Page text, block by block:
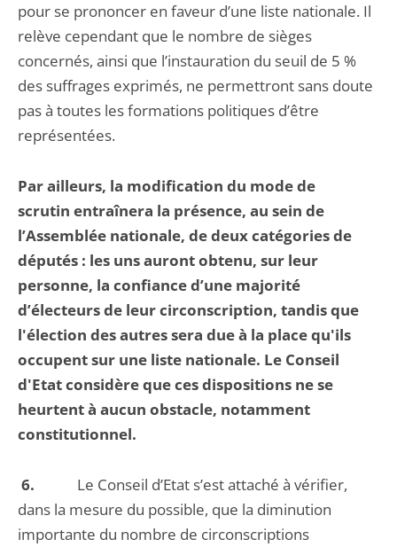
pour se prononcer en faveur d’une liste nationale. Il
relève cependant que le nombre de sièges
concernés, ainsi que l’instauration du seuil de 5 %
des suffrages exprimés, ne permettront sans doute
pas à toutes les formations politiques d’être
représentées.
Par ailleurs, la modification du mode de
scrutin entraînera la présence, au sein de
l’Assemblée nationale, de deux catégories de
députés : les uns auront obtenu, sur leur
personne, la confiance d’une majorité
d’électeurs de leur circonscription, tandis que
l'élection des autres sera due à la place qu'ils
occupent sur une liste nationale. Le Conseil
d'Etat considère que ces dispositions ne se
heurtent à aucun obstacle, notamment
constitutionnel.
6. Le Conseil d’Etat s’est attaché à vérifier,
dans la mesure du possible, que la diminution
importante du nombre de circonscriptions